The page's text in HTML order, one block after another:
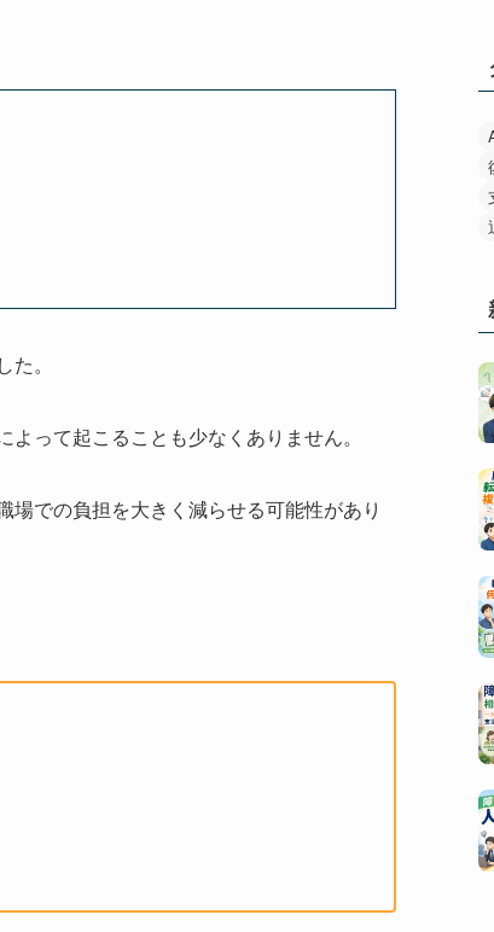
。
よって起こることも少なくありません。
での負担を大きく減らせる可能性があり